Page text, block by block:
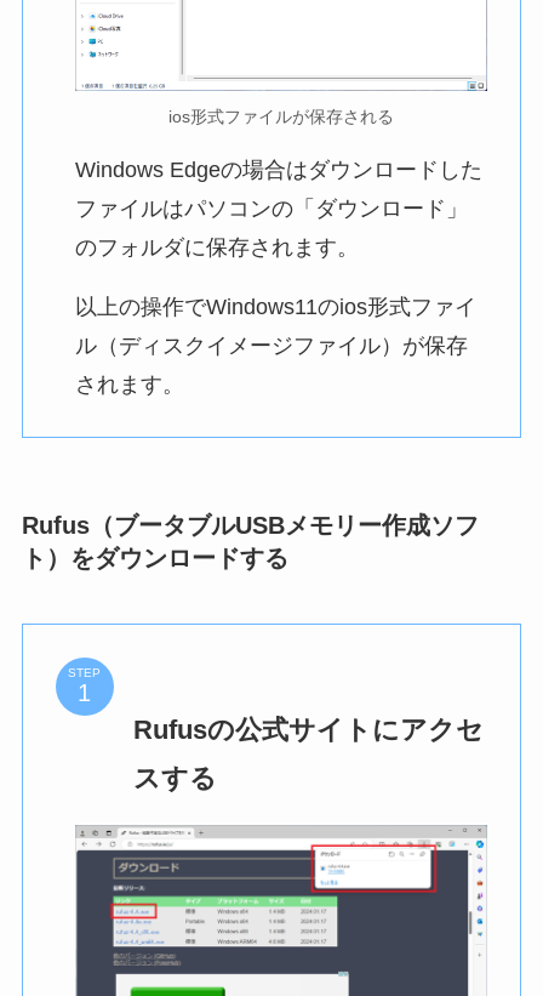
ios形式ファイルが保存される
Windows Edgeの場合はダウンロードした
ファイルはパソコンの「ダウンロード」
のフォルダに保存されます。
以上の操作でWindows11のios形式ファイ
ル（ディスクイメージファイル）が保存
されます。
Rufus（ブータブルUSBメモリー作成ソフ
ト）をダウンロードする
STEP
Rufusの公式サイトにアクセ
スする